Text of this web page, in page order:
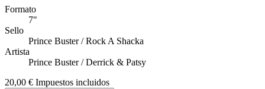
Formato
7"
Sello
Prince Buster / Rock A Shacka
Artista
Prince Buster / Derrick & Patsy
20,00 € Impuestos incluidos